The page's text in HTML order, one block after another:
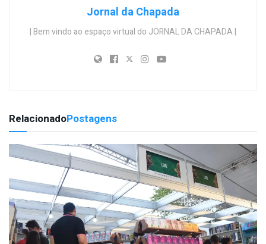
Jornal da Chapada
| Bem vindo ao espaço virtual do JORNAL DA CHAPADA |
RelacionadoPostagens